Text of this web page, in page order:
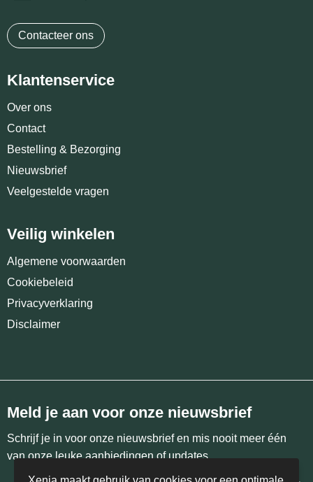
Contacteer ons
Klantenservice
Over ons
Contact
Bestelling & Bezorging
Nieuwsbrief
Veelgestelde vragen
Veilig winkelen
Algemene voorwaarden
Cookiebeleid
Privacyverklaring
Disclaimer
Meld je aan voor onze nieuwsbrief
Schrijf je in voor onze nieuwsbrief en mis nooit meer één
van onze leuke aanbiedingen of updates.